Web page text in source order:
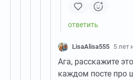
LisaAlisa555 5 лет
Ага, расскажите
каждом посте про